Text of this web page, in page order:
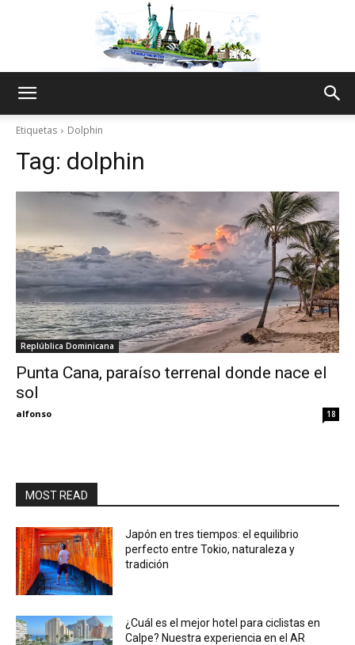
Thru
My
Etiquetas Dolphin
Tag: dolphin
Replública Dominicana
Punta Cana, paraíso terrenal donde nace el
sol
alfonso 18
MOST READ
Japón en tres tiempos: el equilibrio
perfecto entre Tokio, naturaleza y
tradición
¿Cuál es el mejor hotel para ciclistas en
Calpe? Nuestra experiencia en el AR